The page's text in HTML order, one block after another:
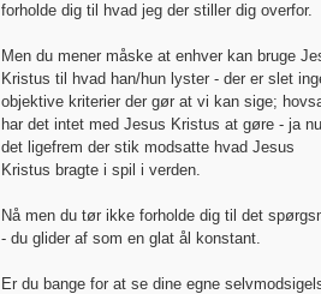
forholde dig til hvad jeg der stiller dig overfor.
Men du mener måske at enhver kan bruge
Kristus til hvad han/hun lyster - der er slet
objektive kriterier der gør at vi kan sige;
har det intet med Jesus Kristus at gøre - ja
det ligefrem der stik modsatte hvad Jesus
Kristus bragte i spil i verden.
Nå men du tør ikke forholde dig til det
- du glider af som en glat ål konstant.
Er du bange for at se dine egne